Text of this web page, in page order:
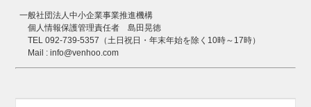
一般社団法人中小企業事業推進機構
個人情報保護管理責任者 島田晃徳
TEL 092-739-5357（土日祝日・年末年始を除く10時～17時）
Mail : info@venhoo.com